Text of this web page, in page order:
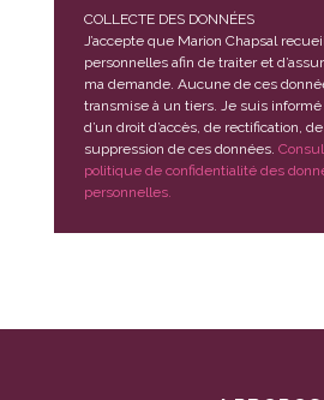
COLLECTE DES DONNÉES
J’accepte que Marion Chapsal
personnelles afin de traiter et
ma demande. Aucune de ces
transmise à un tiers. Je suis
d’un droit d’accès, de rectification,
suppression de ces données.
politique de confidentialité des
personnelles.